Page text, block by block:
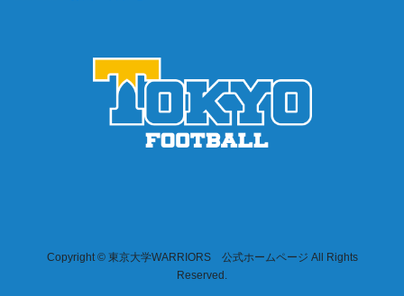
Copyright © 東京大学WARRIORS 公式ホームページ All Rights
Reserved.